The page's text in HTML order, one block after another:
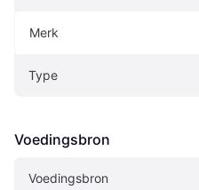
Merk
Type
Voedingsbron
Voedingsbron